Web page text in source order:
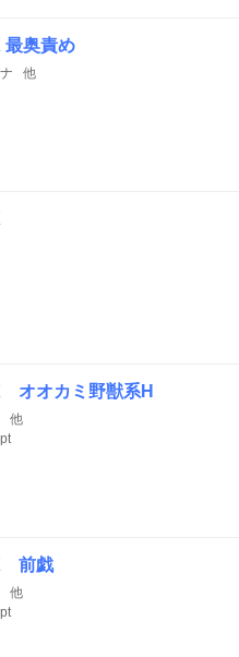
奥責め
他
オオカミ野獣系H
他
前戯
他